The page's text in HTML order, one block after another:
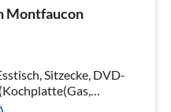
Montfaucon
Sitzecke, DVD-